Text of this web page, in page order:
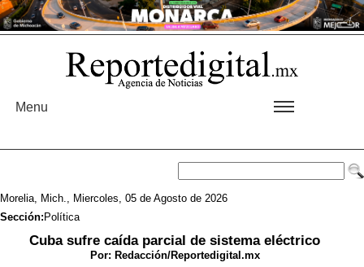
Menu
Morelia, Mich., Miercoles, 05 de Agosto de 2026
Sección: Política
Cuba sufre caída parcial de sistema eléctrico
Por: Redacción/Reportedigital.mx